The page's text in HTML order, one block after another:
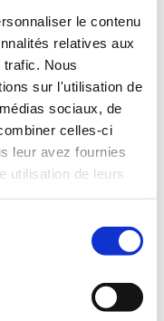
le contenu
relatives aux
Nous
sur l'utilisation de
sociaux, de
celles-ci
leur avez fournies
utilisation de leurs